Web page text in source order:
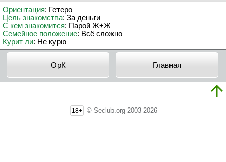
Ориентация: Гетеро
Цель знакомства: За деньги
С кем знакомится: Парой Ж+Ж
Семейное положение: Всё сложно
Курит ли: Не курю
ОрК Главная
18+ © Seclub.org 2003-2026